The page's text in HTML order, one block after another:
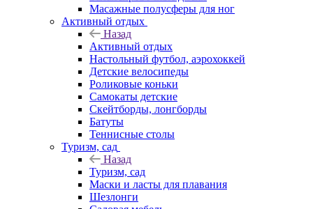
Масажные полусферы для ног
Активный отдых
Назад
Активный отдых
Настольный футбол, аэрохоккей
Детские велосипеды
Роликовые коньки
Самокаты детские
Скейтборды, лонгборды
Батуты
Теннисные столы
Туризм, сад
Назад
Туризм, сад
Маски и ласты для плавания
Шезлонги